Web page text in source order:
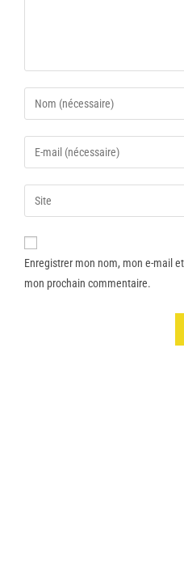
Enregistrer mon nom, mon e-mail
mon prochain commentaire.